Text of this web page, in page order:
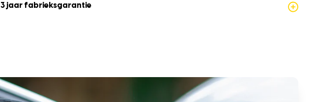
3 jaar fabrieksgarantie